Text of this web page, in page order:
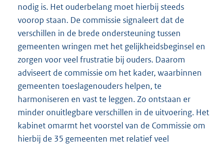
nodig is. Het ouderbelang moet hierbij steeds
voorop staan. De commissie signaleert dat de
verschillen in de brede ondersteuning tussen
gemeenten wringen met het gelijkheidsbeginsel en
zorgen voor veel frustratie bij ouders. Daarom
adviseert de commissie om het kader, waarbinnen
gemeenten toeslagenouders helpen, te
harmoniseren en vast te leggen. Zo ontstaan er
minder onuitlegbare verschillen in de uitvoering. Het
kabinet omarmt het voorstel van de Commissie om
hierbij de 35 gemeenten met relatief veel